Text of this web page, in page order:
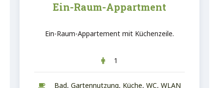
Ein-Raum-Appartment
Ein-Raum-Appartement mit Küchenzeile.
1
Bad, Gartennutzung, Küche, WC, WLAN